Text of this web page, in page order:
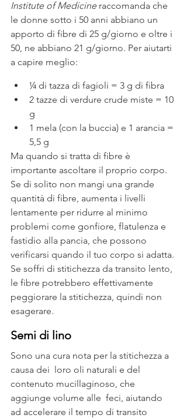
Institute of Medicine raccomanda che
le donne sotto i 50 anni abbiano un
apporto di fibre di 25 g/giorno e oltre i
50, ne abbiano 21 g/giorno. Per aiutarti
a capire meglio:
¼ di tazza di fagioli = 3 g di fibra
2 tazze di verdure crude miste = 10
g
1 mela (con la buccia) e 1 arancia =
5,5 g
Ma quando si tratta di fibre è
importante ascoltare il proprio corpo.
Se di solito non mangi una grande
quantità di fibre, aumenta i livelli
lentamente per ridurre al minimo
problemi come gonfiore, flatulenza e
fastidio alla pancia, che possono
verificarsi quando il tuo corpo si adatta.
Se soffri di stitichezza da transito lento,
le fibre potrebbero effettivamente
peggiorare la stitichezza, quindi non
esagerare.
Semi di lino
Sono una cura nota per la stitichezza a
causa dei  loro oli naturali e del
contenuto mucillaginoso, che
aggiunge volume alle  feci, aiutando
ad accelerare il tempo di transito